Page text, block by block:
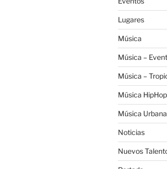
Lugares
Música
Música –
Música –
Música HipHop
Música Urbana
Noticias
Nuevos